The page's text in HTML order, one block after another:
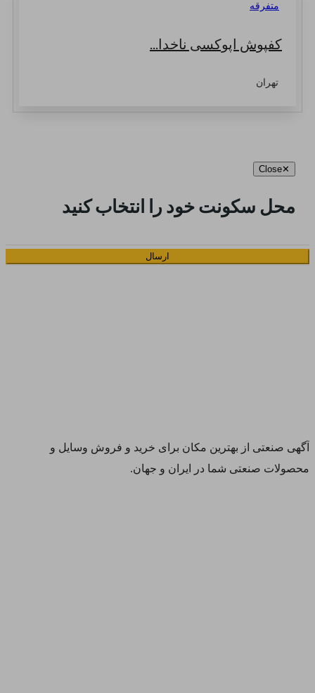
متفرقه
کفپوش اپوکسی ناخدا...
تهران
✕
Close
محل سکونت خود را انتخاب کنید
ارسال
آگهی صنعتی از بهترین مکان برای خرید و فروش وسایل و
محصولات صنعتی شما در ایران و جهان.